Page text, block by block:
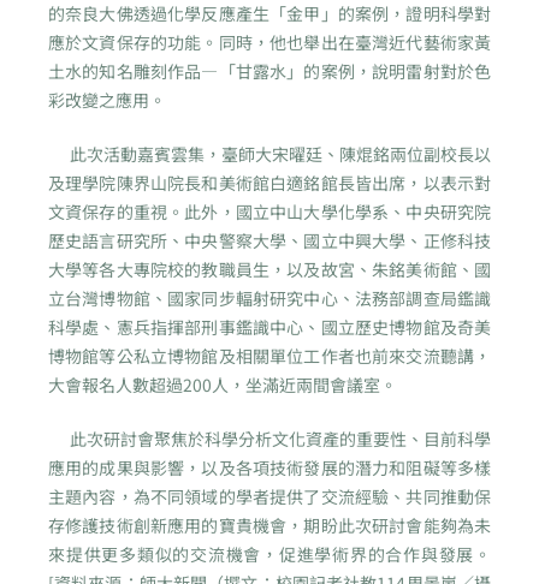
的奈良大佛透過化學反應產生「金甲」的案例，證明科學對
應於文資保存的功能。同時，他也舉出在臺灣近代藝術家黃
土水的知名雕刻作品—「甘露水」的案例，說明雷射對於色
彩改變之應用。
此次活動嘉賓雲集，臺師大宋曜廷、陳焜銘兩位副校長以
及理學院陳界山院長和美術館白適銘館長皆出席，以表示對
文資保存的重視。此外，國立中山大學化學系、中央研究院
歷史語言研究所、中央警察大學、國立中興大學、正修科技
大學等各大專院校的教職員生，以及故宮、朱銘美術館、國
立台灣博物館、國家同步輻射研究中心、法務部調查局鑑識
科學處、憲兵指揮部刑事鑑識中心、國立歷史博物館及奇美
博物館等公私立博物館及相關單位工作者也前來交流聽講，
大會報名人數超過200人，坐滿近兩間會議室。
此次研討會聚焦於科學分析文化資產的重要性、目前科學
應用的成果與影響，以及各項技術發展的潛力和阻礙等多樣
主題內容，為不同領域的學者提供了交流經驗、共同推動保
存修護技術創新應用的寶貴機會，期盼此次研討會能夠為未
來提供更多類似的交流機會，促進學術界的合作與發展。